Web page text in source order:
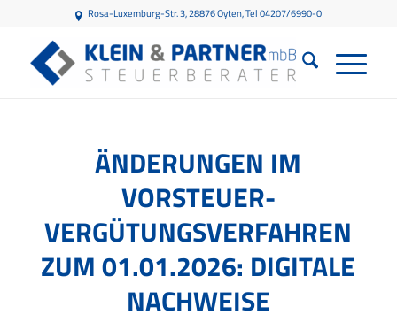
Rosa-Luxemburg-Str. 3, 28876 Oyten, Tel 04207/6990-0
ÄNDERUNGEN IM
VORSTEUER-
VERGÜTUNGSVERFAHREN
ZUM 01.01.2026: DIGITALE
NACHWEISE